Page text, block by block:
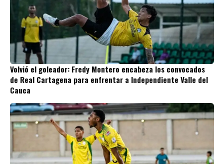
Volvió el goleador: Fredy Montero encabeza los convocados
de Real Cartagena para enfrentar a Independiente Valle del
Cauca